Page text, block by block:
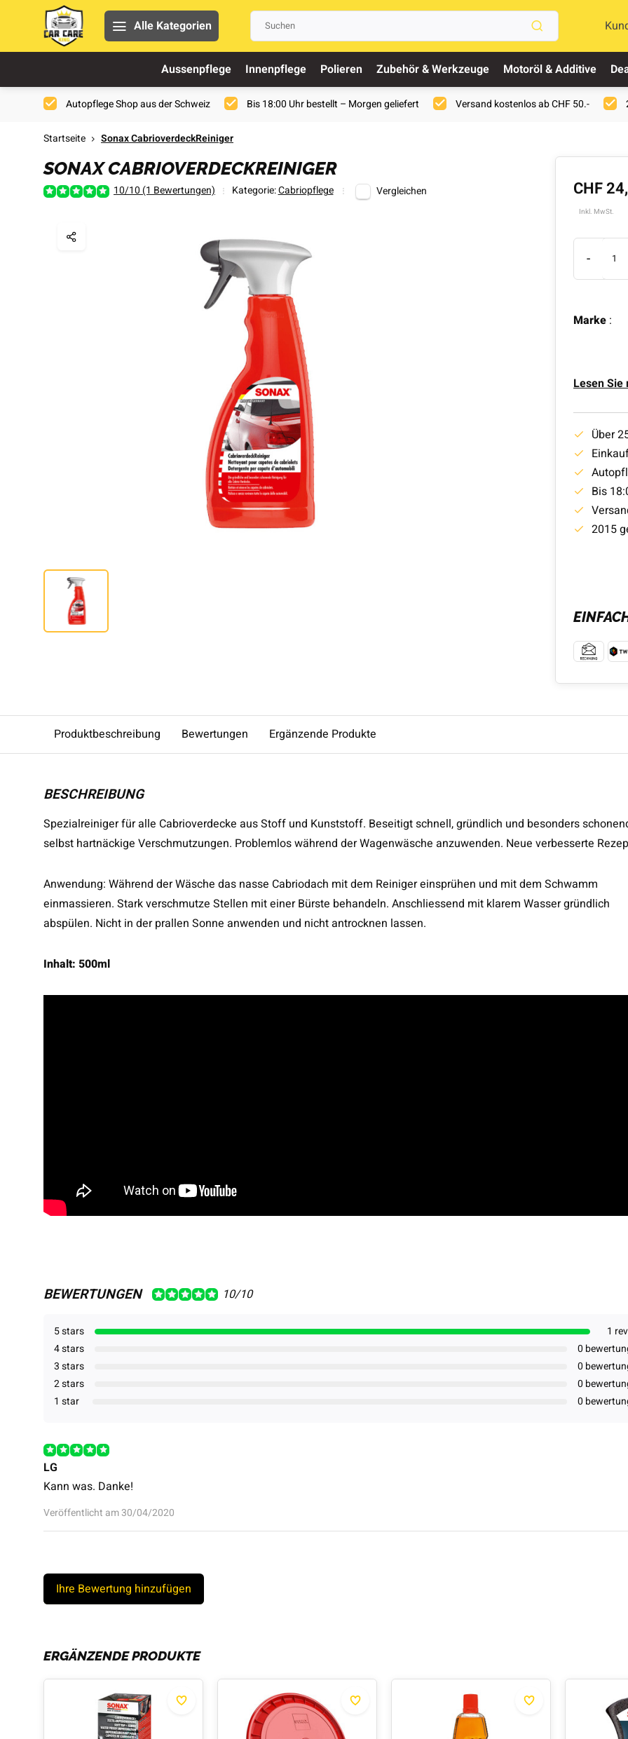
Alle Kategorien
Aussenpflege Innenpflege Polieren Zubehör & Werkzeuge Motoröl & Additive
Autopflege Shop aus der Schweiz Bis 18:00 Uhr bestellt – Morgen geliefert Versand kostenlos ab CHF 50.-
Startseite Sonax CabrioverdeckReiniger
SONAX CABRIOVERDECKREINIGER
10/10 (1 Bewertungen) Kategorie:Cabriopflege Vergleichen CHF
Inkl. MwSt.
-
Marke :
Lesen Sie
Über
Bis
2015
Produktbeschreibung Bewertungen Ergänzende Produkte
BESCHREIBUNG
Spezialreiniger für alle Cabrioverdecke aus Stoff und Kunststoff. Beseitigt schnell, gründlich und besonders
selbst hartnäckige Verschmutzungen. Problemlos während der Wagenwäsche anzuwenden. Neue verbesserte
Anwendung: Während der Wäsche das nasse Cabriodach mit dem Reiniger einsprühen und mit dem Schwamm
einmassieren. Stark verschmutze Stellen mit einer Bürste behandeln. Anschliessend mit klarem Wasser gründlich
abspülen. Nicht in der prallen Sonne anwenden und nicht antrocknen lassen.
Inhalt: 500ml
BEWERTUNGEN 10/10
5 stars
1
4 stars
0
3 stars
0
2 stars
0
1 star
0
LG
Kann was. Danke!
Veröffentlicht am 30/04/2020
Ihre Bewertung hinzufügen
ERGÄNZENDE PRODUKTE